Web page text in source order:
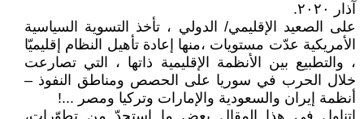
آذار ٢٠٢٠.
على الصعيد الإقليمي/ الدولي ، تأخذ التسوية السياسية
الأمريكية عدّت مستويات ،منها إعادة تأهيل النظام إقليميّا
، والتطبيع بين الأنظمة الإقليمية ذاتها ، التي تصارعت
خلال الحرب في سوريا على الحصص ومناطق النفوذ –
أنظمة إيران والسعودية والإمارات وتركيا ومصر ...!